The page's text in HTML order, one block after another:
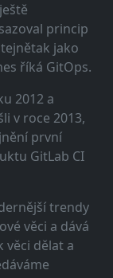
princip
jako
říká GitOps.
2012 a
v roce 2013,
první
GitLab CI
trendy
věci a dává
věci dělat a